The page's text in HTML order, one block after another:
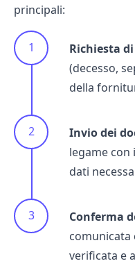
principali:
Richiesta
(decesso,
della
Invio dei
legame con
dati
Conferma
verificata e